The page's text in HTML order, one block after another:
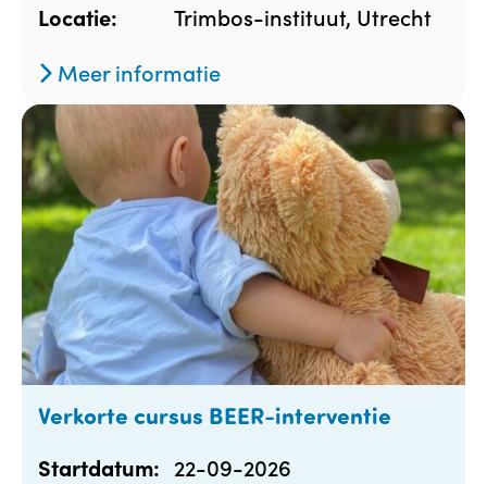
Locatie:
Trimbos-instituut, Utrecht
Meer informatie
Verkorte cursus BEER-interventie
Startdatum: 22-09-2026